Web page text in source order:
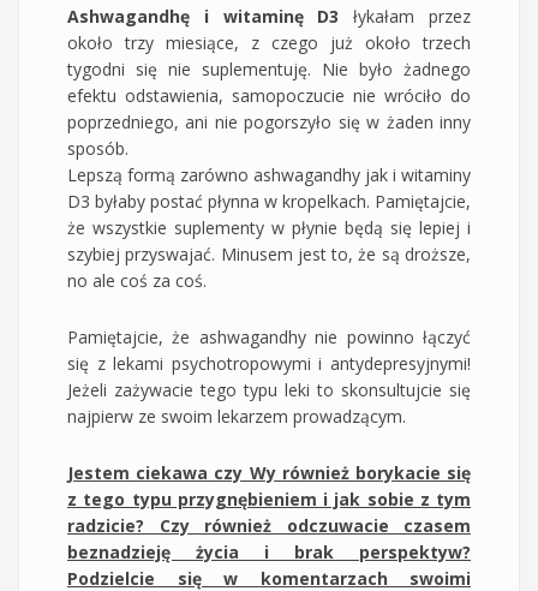
Ashwagandhę i witaminę D3 łykałam przez
około trzy miesiące, z czego już około trzech
tygodni się nie suplementuję. Nie było żadnego
efektu odstawienia, samopoczucie nie wróciło do
poprzedniego, ani nie pogorszyło się w żaden inny
sposób.
Lepszą formą zarówno ashwagandhy jak i witaminy
D3 byłaby postać płynna w kropelkach. Pamiętajcie,
że wszystkie suplementy w płynie będą się lepiej i
szybiej przyswajać. Minusem jest to, że są droższe,
no ale coś za coś.
Pamiętajcie, że ashwagandhy nie powinno łączyć
się z lekami psychotropowymi i antydepresyjnymi!
Jeżeli zażywacie tego typu leki to skonsultujcie się
najpierw ze swoim lekarzem prowadzącym.
Jestem ciekawa czy Wy również borykacie się
z tego typu przygnębieniem i jak sobie z tym
radzicie? Czy również odczuwacie czasem
beznadzieję życia i brak perspektyw?
Podzielcie się w komentarzach swoimi